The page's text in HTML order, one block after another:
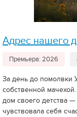
Адрес нашего
Премьера: 2026
За день до помолвки
собственной
дом своего детства —
чувствовала себя